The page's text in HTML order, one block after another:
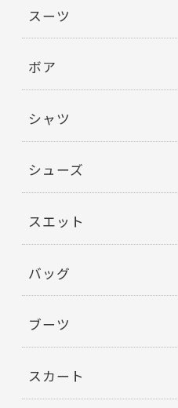
スーツ
ボア
シャツ
シューズ
スエット
バッグ
ブーツ
スカート